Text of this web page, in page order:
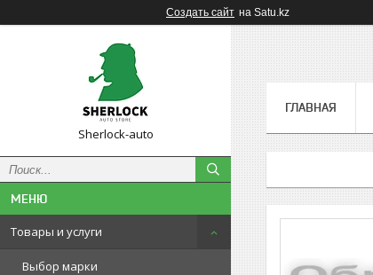
Создать сайт на Satu.kz
Sherlock-auto
Товары и услуги
Выбор марки
ГЛАВНАЯ